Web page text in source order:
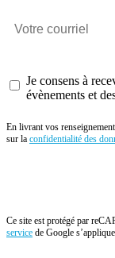
Je consens à
évènements et
En livrant vos
sur la confidentialité des
Ce site est protégé par
service de Google